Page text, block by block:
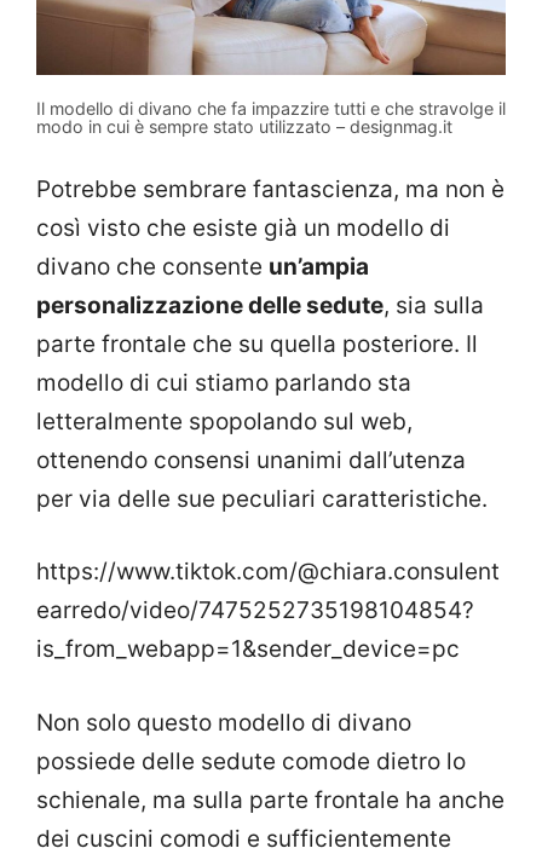
Il modello di divano che fa impazzire tutti e che stravolge il
modo in cui è sempre stato utilizzato – designmag.it
Potrebbe sembrare fantascienza, ma non è
così visto che esiste già un modello di
divano che consente un’ampia
personalizzazione delle sedute, sia sulla
parte frontale che su quella posteriore. Il
modello di cui stiamo parlando sta
letteralmente spopolando sul web,
ottenendo consensi unanimi dall’utenza
per via delle sue peculiari caratteristiche.
https://www.tiktok.com/@chiara.consulent
earredo/video/7475252735198104854?
is_from_webapp=1&sender_device=pc
Non solo questo modello di divano
possiede delle sedute comode dietro lo
schienale, ma sulla parte frontale ha anche
dei cuscini comodi e sufficientemente